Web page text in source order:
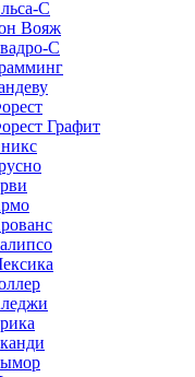
С
Вояж
С
Графит